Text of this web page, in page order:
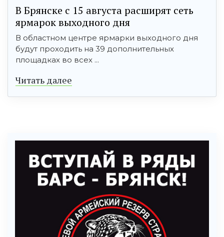
В Брянске с 15 августа расширят сеть
ярмарок выходного дня
В областном центре ярмарки выходного дня
будут проходить на 39 дополнительных
площадках во всех ...
Читать далее